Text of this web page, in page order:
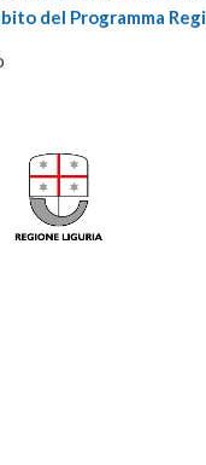
del Programma